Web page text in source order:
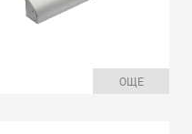
ОЩЕ